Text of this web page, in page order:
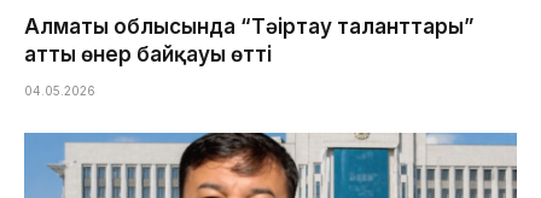
Алматы облысында “Тәңіртау таланттары”
атты өнер байқауы өтті
04.05.2026